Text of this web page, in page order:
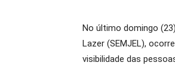
No último domingo
Lazer (SEMJEL),
visibilidade das